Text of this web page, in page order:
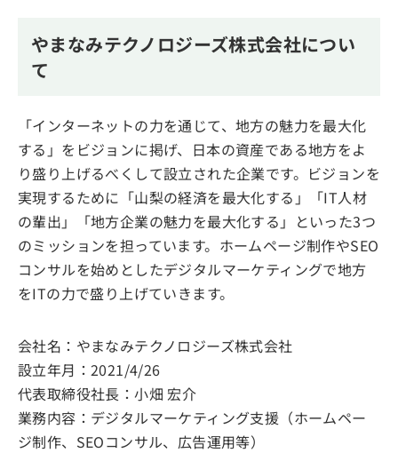
やまなみテクノロジーズ株式会社につい
て
「インターネットの力を通じて、地方の魅力を最大化
する」をビジョンに掲げ、日本の資産である地方をよ
り盛り上げるべくして設立された企業です。ビジョンを
実現するために「山梨の経済を最大化する」「IT人材
の輩出」「地方企業の魅力を最大化する」といった3つ
のミッションを担っています。ホームページ制作やSEO
コンサルを始めとしたデジタルマーケティングで地方
をITの力で盛り上げていきます。
会社名：やまなみテクノロジーズ株式会社
設立年月：2021/4/26
代表取締役社長：小畑 宏介
業務内容：デジタルマーケティング支援（ホームペー
ジ制作、SEOコンサル、広告運用等）